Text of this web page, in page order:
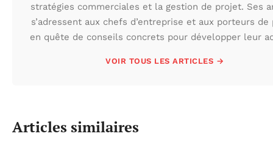
stratégies commerciales et la gestion de projet. Ses
s’adressent aux chefs d’entreprise et aux porteurs de
en quête de conseils concrets pour développer leur
VOIR TOUS LES ARTICLES →
Articles similaires